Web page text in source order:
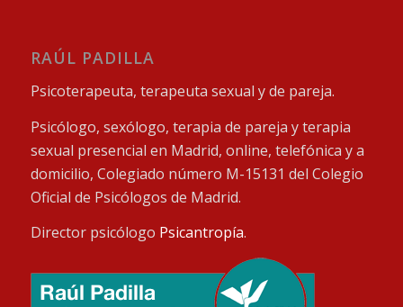
RAÚL PADILLA
Psicoterapeuta, terapeuta sexual y de pareja.
Psicólogo, sexólogo, terapia de pareja y terapia
sexual presencial en Madrid, online, telefónica y a
domicilio, Colegiado número M-15131 del Colegio
Oficial de Psicólogos de Madrid.
Director psicólogo Psicantropía.